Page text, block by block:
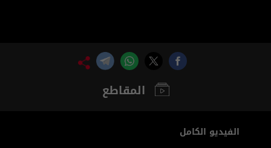
المقاطع
الفيديو الكامل